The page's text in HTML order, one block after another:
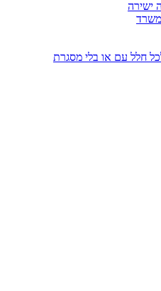
ישירה
חלל עם או בלי מסגרת